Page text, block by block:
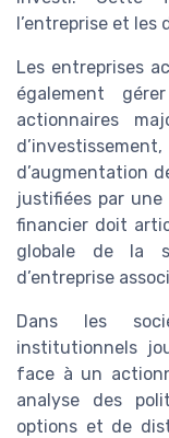
l’entreprise et les
Les entreprises
également
actionnaires
d’augmentation
justifiées par
financier doit
globale de la
d’entreprise
Dans les
institutionnels
face à un
analyse des
options et de